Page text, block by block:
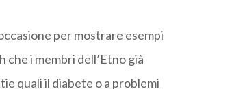
per mostrare esempi
i membri dell’Etno già
quali il diabete o a problemi